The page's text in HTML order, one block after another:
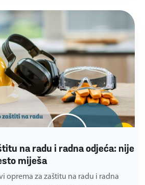
na radu i radna odjeća: nije
miješa
oprema za zaštitu na radu i radna